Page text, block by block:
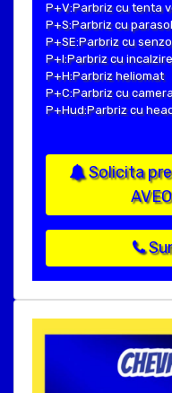
P+V:Parbriz cu tenta
P+S:Parbriz cu
P+SE:Parbriz cu
P+I:Parbriz cu incalzire
P+H:Parbriz heliomat
P+C:Parbriz cu
P+Hud:Parbriz cu
Solicita